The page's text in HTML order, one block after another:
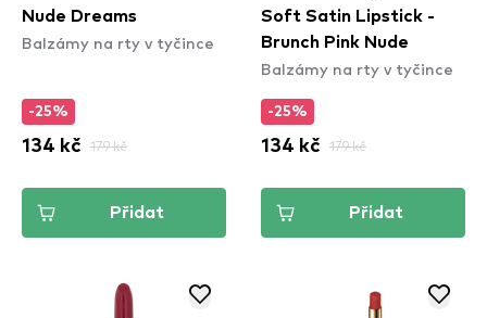
Nude Dreams
Balzámy na rty v tyčince
-25%
134 kč 179 kč
Přidat
Soft Satin Lipstick -
Brunch Pink Nude
Balzámy na rty v tyčince
-25%
134 kč 179 kč
Přidat